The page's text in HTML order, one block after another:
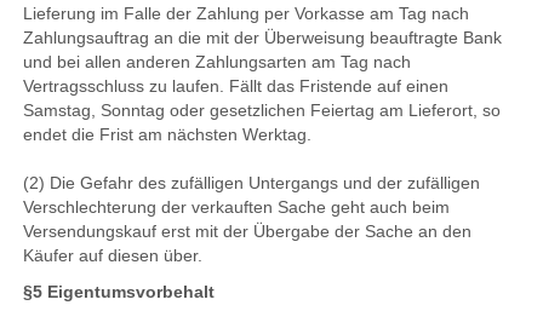
Lieferung im Falle der Zahlung per Vorkasse am Tag nach
Zahlungsauftrag an die mit der Überweisung beauftragte Bank
und bei allen anderen Zahlungsarten am Tag nach
Vertragsschluss zu laufen. Fällt das Fristende auf einen
Samstag, Sonntag oder gesetzlichen Feiertag am Lieferort, so
endet die Frist am nächsten Werktag.
(2) Die Gefahr des zufälligen Untergangs und der zufälligen
Verschlechterung der verkauften Sache geht auch beim
Versendungskauf erst mit der Übergabe der Sache an den
Käufer auf diesen über.
§5 Eigentumsvorbehalt